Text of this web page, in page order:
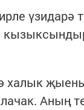
үзидарә
халык
Аның